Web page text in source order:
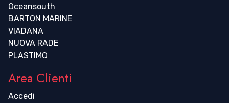
Oceansouth
BARTON MARINE
VIADANA
NUOVA RADE
PLASTIMO
Area Clienti
Accedi